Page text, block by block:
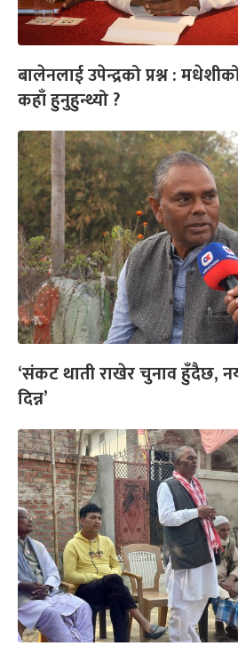
बालेनलाई उपेन्द्रको प्रश्न :
कहाँ हुनुहुन्थ्यो ?
‘संकट थाती राखेर चुनाव हुँदैछ,
दिन्न’